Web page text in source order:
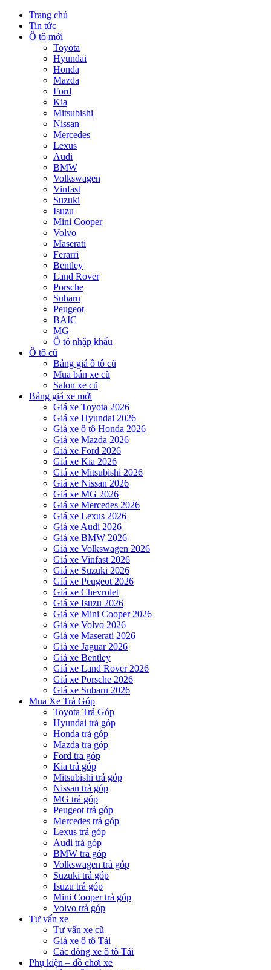
Trang chủ
Tin tức
Ô tô mới
Toyota
Hyundai
Honda
Mazda
Ford
Kia
Mitsubishi
Nissan
Mercedes
Lexus
Audi
BMW
Volkswagen
Vinfast
Suzuki
Isuzu
Mini Cooper
Volvo
Maserati
Ferarri
Bentley
Land Rover
Porsche
Subaru
Peugeot
BAIC
MG
Ô tô nhập khẩu
Ô tô cũ
Bảng giá ô tô cũ
Mua bán xe cũ
Salon xe cũ
Bảng giá xe mới
Giá xe Toyota 2026
Giá xe Hyundai 2026
Giá xe ô tô Honda 2026
Giá xe Mazda 2026
Giá xe Ford 2026
Giá xe Kia 2026
Giá xe Mitsubishi 2026
Giá xe Nissan 2026
Giá xe MG 2026
Giá xe Mercedes 2026
Giá xe Lexus 2026
Giá xe Audi 2026
Giá xe BMW 2026
Giá xe Volkswagen 2026
Giá xe Vinfast 2026
Giá xe Suzuki 2026
Giá xe Peugeot 2026
Giá xe Chevrolet
Giá xe Isuzu 2026
Giá xe Mini Cooper 2026
Giá xe Volvo 2026
Giá xe Maserati 2026
Giá xe Jaguar 2026
Giá xe Bentley
Giá xe Land Rover 2026
Giá xe Porsche 2026
Giá xe Subaru 2026
Mua Xe Trả Góp
Toyota Trả Góp
Hyundai trả góp
Honda trả góp
Mazda trả góp
Ford trả góp
Kia trả góp
Mitsubishi trả góp
Nissan trả góp
MG trả góp
Peugeot trả góp
Mercedes trả góp
Lexus trả góp
Audi trả góp
BMW trả góp
Volkswagen trả góp
Suzuki trả góp
Isuzu trả góp
Mini Cooper trả góp
Volvo trả góp
Tư vấn xe
Tư vấn xe cũ
Giá xe ô tô Tải
Các dòng xe ô tô Tải
Phụ kiện – đồ chơi xe